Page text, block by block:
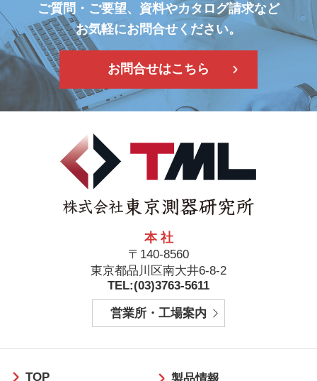
ご質問・ご要望、資料やカタログ請求など
お気軽にお問合せください。
お問合せはこちら
本 社
〒140-8560
東京都品川区南大井6-8-2
TEL:(03)3763-5611
営業所・工場案内
TOP